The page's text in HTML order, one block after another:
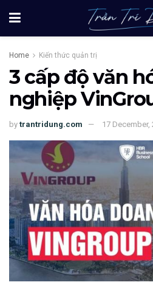
Home Kiến thức quản trị
3 cấp độ văn
nghiệp
by trantridung.com 17 December,